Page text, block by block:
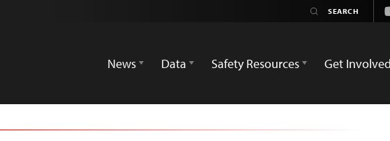
News
Data Safety Resources Get Involved